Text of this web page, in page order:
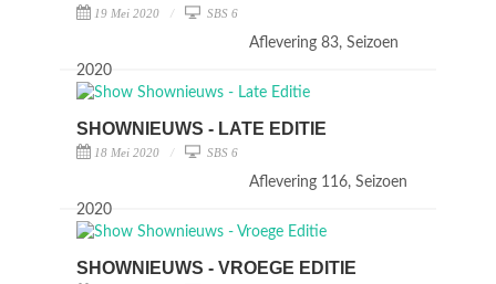
19 Mei 2020 SBS 6
Aflevering 83, Seizoen
2020
SHOWNIEUWS - LATE EDITIE
18 Mei 2020 SBS 6
Aflevering 116, Seizoen
2020
SHOWNIEUWS - VROEGE EDITIE